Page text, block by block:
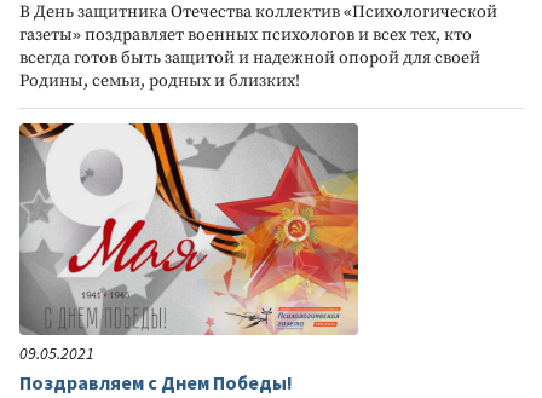
В День защитника Отечества коллектив «Психологической
газеты» поздравляет военных психологов и всех тех, кто
всегда готов быть защитой и надежной опорой для своей
Родины, семьи, родных и близких!
09.05.2021
Поздравляем с Днем Победы!